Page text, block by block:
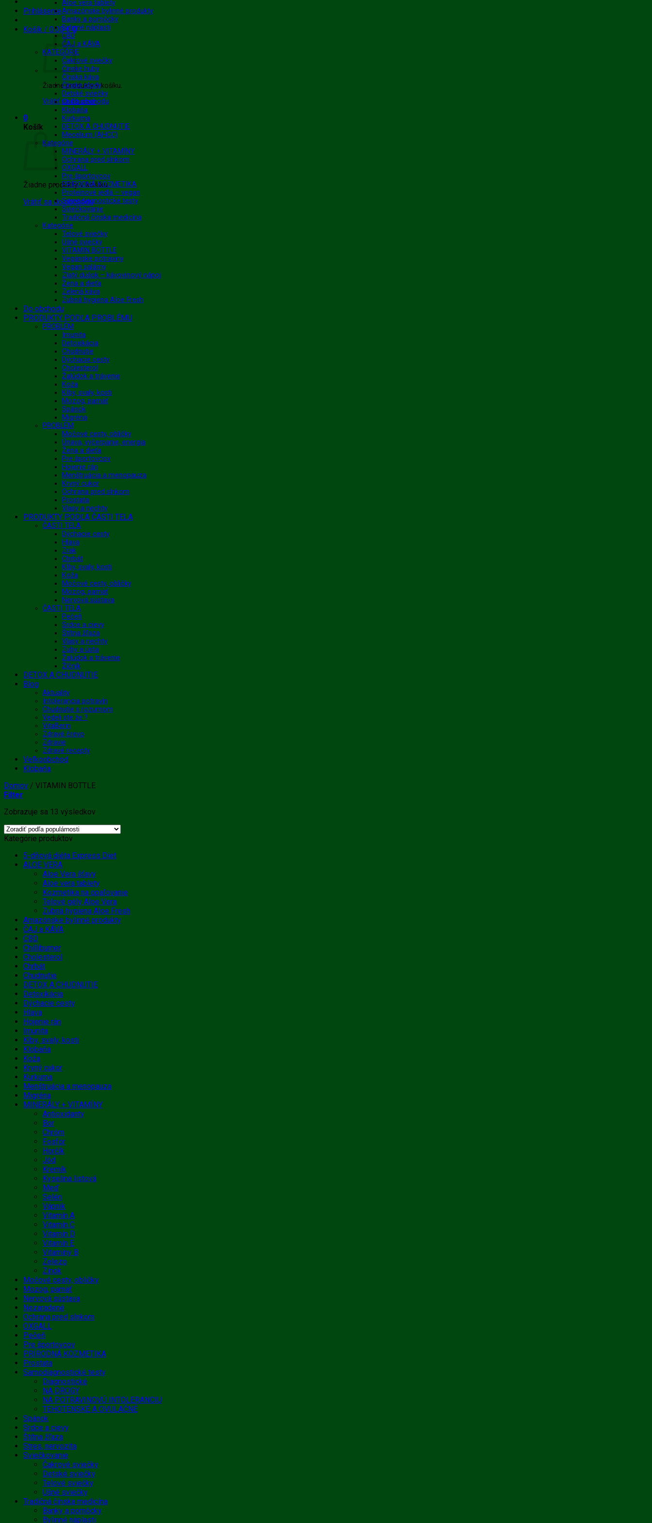
Prihlásenie
Košík / 0.00€ 0
Žiadne produkty v košíku.
Vrátiť sa do obchodu
0
Košík
Žiadne produkty v košíku.
Vrátiť sa do obchodu
Aloe vera tablety
Amazónske bylinné produkty
Banky a pomôcky
Bylinné náplasti
CBD
ČAJ a KÁVA
KATEGÓRIE
Čakrové sviečky
Čínske huby
Čínska káva
Čínske plody
Detské sviečky
Chilliburner
Klobaňa
Kurkuma
DETOX A CHUDNUTIE
Mecelium (AHCC)
Kategórie
MINERÁLY + VITAMÍNY
Ochrana pred slnkom
OXGALL
Pre športovcov
PRÍRODNÁ KOZMETIKA
Proteínové jedlá – vegan
Samodiagnostické testy
Sviečkovanie
Tradičná čínska medicína
Kategórie
Telové sviečky
Ušné sviečky
VITAMIN BOTTLE
Vegánske potraviny
Vegan salámy
Zlatý dúšok – kávovinový nápoj
Žena a dieťa
Zelená káva
Zubná hygiena Aloe Fresh
Do obchodu
PRODUKTY PODĽA PROBLÉMU
PROBLÉM
Imunita
Detoxikácia
Chudnutie
Dýchacie cesty
Cholesterol
Žalúdok a trávenie
Koža
Kĺby, svaly, kosti
Mozog, pamäť
Spánok
Migréna
PROBLÉM
Močové cesty, obličky
Únava, vyčerpanie, energia
Žena a dieťa
Pre športovcov
Hojenie rán
Menštruácia a menopauza
Krvný cukor
Ochrana pred slnkom
Prostata
Vlasy a nechty
PRODUKTY PODĽA ČASTI TELA
ČASTI TELA
Dýchacie cesty
Hlava
Zrak
Chrbát
Kĺby, svaly, kosti
Koža
Močové cesty, obličky
Mozog, pamäť
Nervová sústava
ČASTI TELA
Pečeň
Srdce a cievy
Štítna žľaza
Vlasy a nechty
Zuby a ústa
Žalúdok a trávenie
Žlčník
DETOX A CHUDNUTIE
Blog
Aktuality
Intolerancia potravín
Chudnutie s rozumom
Vedeli ste že ?
VitaBerin
Zdravé črevo
Zdravie
Zdravé recepty
Veľkoobchod
Klobaňa
Domov / VITAMIN BOTTLE
Filter
Zobrazuje sa 13 výsledkov
popularity
Kategórie produktov
5-dňová diéta Express Diet
ALOE VERA
Aloe Vera šťavy
Aloe vera tablety
Kozmetika na opaľovanie
Telové gély Aloe Vera
Zubná hygiena Aloe Fresh
Amazónske bylinné produkty
ČAJ a KÁVA
CBD
Chilliburner
Cholesterol
Chrbát
Chudnutie
DETOX A CHUDNUTIE
Detoxikácia
Dýchacie cesty
Hlava
Hojenie rán
Imunita
Kĺby, svaly, kosti
Klobaňa
Koža
Krvný cukor
Kurkuma
Menštruácia a menopauza
Migréna
MINERÁLY + VITAMÍNY
Antioxidanty
Bor
Chróm
Fosfor
Horčík
Jód
Kremík
Kyselina listová
Meď
Selén
Vápnik
Vitamín A
Vitamín C
Vitamín D
Vitamín E
Vitamíny B
Zelezo
Zinok
Močové cesty, obličky
Mozog, pamäť
Nervová sústava
Nezaradené
Ochrana pred slnkom
OXGALL
Pečeň
Pre športovcov
PRÍRODNÁ KOZMETIKA
Prostata
Samodiagnostické testy
Diagnostické
NA DROGY
NA POTRAVINOVÚ INTOLERANCIU
TEHOTENSKÉ A OVULAČNÉ
Spánok
Srdce a cievy
Štítna žľaza
Stres, nervozita
Sviečkovanie
Čakrové sviečky
Detské sviečky
Telové sviečky
Ušné sviečky
Tradičná čínska medicína
Banky a pomôcky
Bylinné náplasti